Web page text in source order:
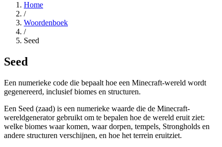
Home
/
Woordenboek
/
Seed
Seed
Een numerieke code die bepaalt hoe een Minecraft-wereld wordt
gegenereerd, inclusief biomes en structuren.
Een Seed (zaad) is een numerieke waarde die de Minecraft-
wereldgenerator gebruikt om te bepalen hoe de wereld eruit ziet:
welke biomes waar komen, waar dorpen, tempels, Strongholds en
andere structuren verschijnen, en hoe het terrein eruitziet.